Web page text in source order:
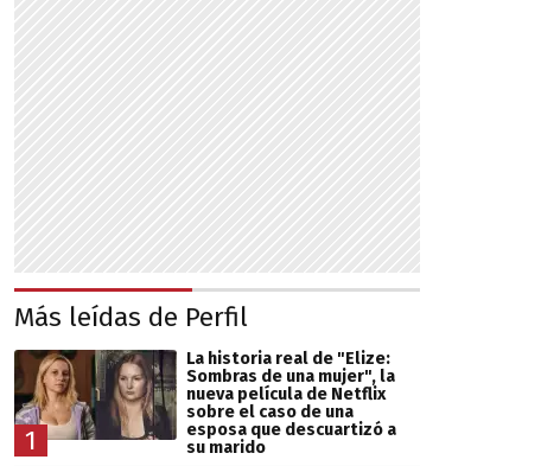
Más leídas de Perfil
1
La historia real de "Elize:
Sombras de una mujer", la
nueva película de Netflix
sobre el caso de una
esposa que descuartizó a
su marido